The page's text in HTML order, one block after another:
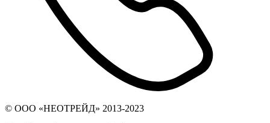
© ООО «НЕОТРЕЙД» 2013-2023